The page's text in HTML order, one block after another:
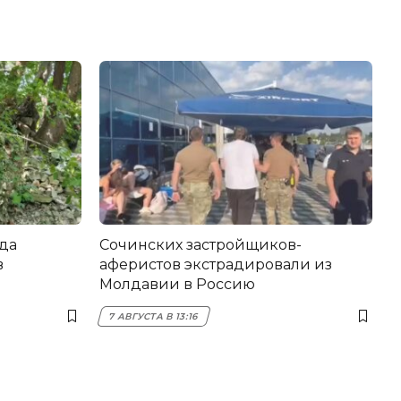
Сочинских застройщиков-
аферистов экстрадировали из
Молдавии в Россию
7 АВГУСТА В 13:16